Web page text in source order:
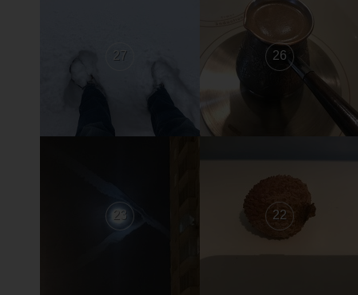
27 26
23 22